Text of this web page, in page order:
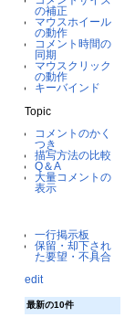
の補正
マウスホイール
の動作
コメント時間の
同期
マウスクリック
の動作
キーバインド
Topic
コメントのかく
つき
描写方法の比較
Q＆A
大量コメントの
表示
一行掲示板
保留・却下され
た要望・不具合
edit
最新の10件